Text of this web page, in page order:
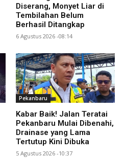
Diserang, Monyet Liar di
Tembilahan Belum
Berhasil Ditangkap
6 Agustus 2026 -08:14
Pekanbaru
Kabar Baik! Jalan Teratai
Pekanbaru Mulai Dibenahi,
Drainase yang Lama
Tertutup Kini Dibuka
5 Agustus 2026 -10:37